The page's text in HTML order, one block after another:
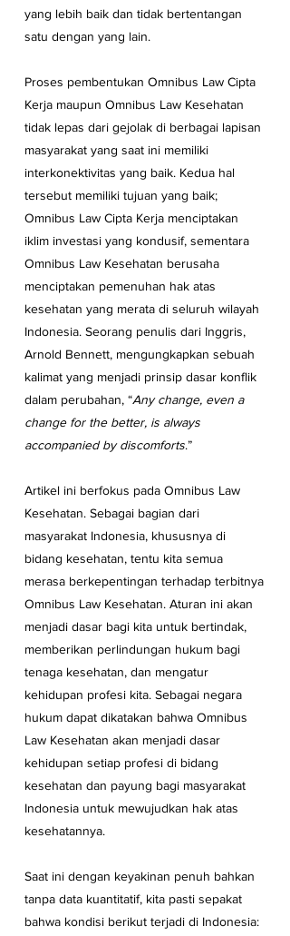
yang lebih baik dan tidak bertentangan
satu dengan yang lain.
Proses pembentukan Omnibus Law Cipta
Kerja maupun Omnibus Law Kesehatan
tidak lepas dari gejolak di berbagai lapisan
masyarakat yang saat ini memiliki
interkonektivitas yang baik. Kedua hal
tersebut memiliki tujuan yang baik;
Omnibus Law Cipta Kerja menciptakan
iklim investasi yang kondusif, sementara
Omnibus Law Kesehatan berusaha
menciptakan pemenuhan hak atas
kesehatan yang merata di seluruh wilayah
Indonesia. Seorang penulis dari Inggris,
Arnold Bennett, mengungkapkan sebuah
kalimat yang menjadi prinsip dasar konflik
dalam perubahan, “Any change, even a
change for the better, is always
accompanied by discomforts.”
Artikel ini berfokus pada Omnibus Law
Kesehatan. Sebagai bagian dari
masyarakat Indonesia, khususnya di
bidang kesehatan, tentu kita semua
merasa berkepentingan terhadap terbitnya
Omnibus Law Kesehatan. Aturan ini akan
menjadi dasar bagi kita untuk bertindak,
memberikan perlindungan hukum bagi
tenaga kesehatan, dan mengatur
kehidupan profesi kita. Sebagai negara
hukum dapat dikatakan bahwa Omnibus
Law Kesehatan akan menjadi dasar
kehidupan setiap profesi di bidang
kesehatan dan payung bagi masyarakat
Indonesia untuk mewujudkan hak atas
kesehatannya.
Saat ini dengan keyakinan penuh bahkan
tanpa data kuantitatif, kita pasti sepakat
bahwa kondisi berikut terjadi di Indonesia: